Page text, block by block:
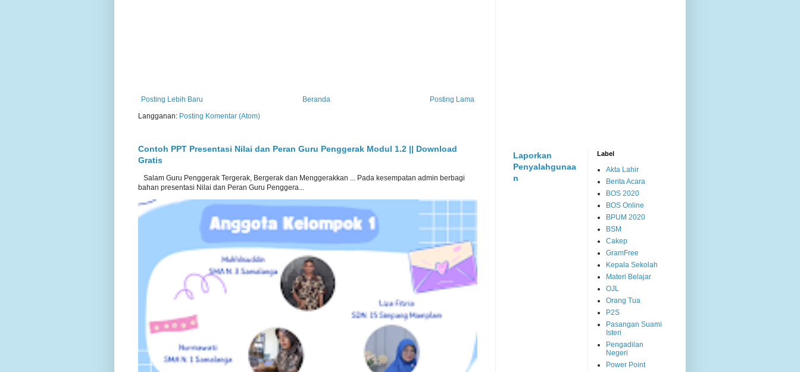
Posting Lebih Baru Posting Lama
Beranda
Langganan: Posting Komentar (Atom)
Contoh PPT Presentasi Nilai dan Peran Guru Penggerak Modul 1.2 || Download
Gratis
Salam Guru Penggerak Tergerak, Bergerak dan Menggerakkan ... Pada kesempatan admin berbagi
bahan presentasi Nilai dan Peran Guru Penggera...
Laporkan
Penyalahgunaa
n
Label
Akta Lahir
Berita Acara
BOS 2020
BOS Online
BPUM 2020
BSM
Cakep
GramFree
Kepala Sekolah
Materi Belajar
OJL
Orang Tua
P2S
Pasangan Suami
Isteri
Pengadilan
Negeri
Power Point